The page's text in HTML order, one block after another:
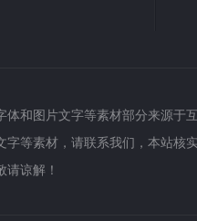
体和图片文字等素材部分来源
字等素材，请联系我们，本站
谅解！